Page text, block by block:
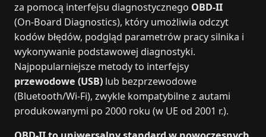
za pomocą interfejsu diagnostycznego OBD‑II
(On‑Board Diagnostics), który umożliwia odczyt
kodów błędów, podgląd parametrów pracy silnika i
wykonywanie podstawowej diagnostyki.
Najpopularniejsze metody to interfejsy
przewodowe (USB) lub bezprzewodowe
(Bluetooth/Wi‑Fi), zwykle kompatybilne z autami
produkowanymi po 2000 roku (w UE od 2001 r.).